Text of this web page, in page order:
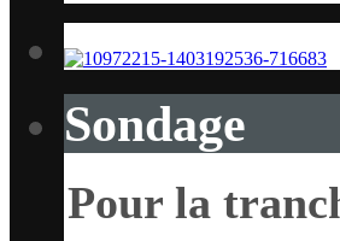
Sondage
Pour la